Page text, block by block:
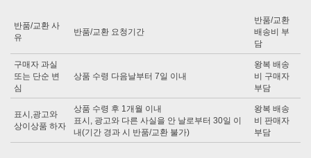
반품/교환 사
유
반품/교환 요청기간
반품/교환
배송비 부
담
구매자 과실
또는 단순 변
심
상품 수령 다음날부터 7일 이내
왕복 배송
비 구매자
부담
표시,광고와
상이상품 하자
상품 수령 후 1개월 이내
표시, 광고와 다른 사실을 안 날로부터 30일 이
내(기간 경과 시 반품/교환 불가)
왕복 배송
비 판매자
부담